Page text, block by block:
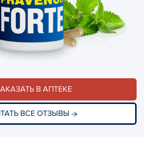
В АПТЕКЕ
ВСЕ ОТЗЫВЫ